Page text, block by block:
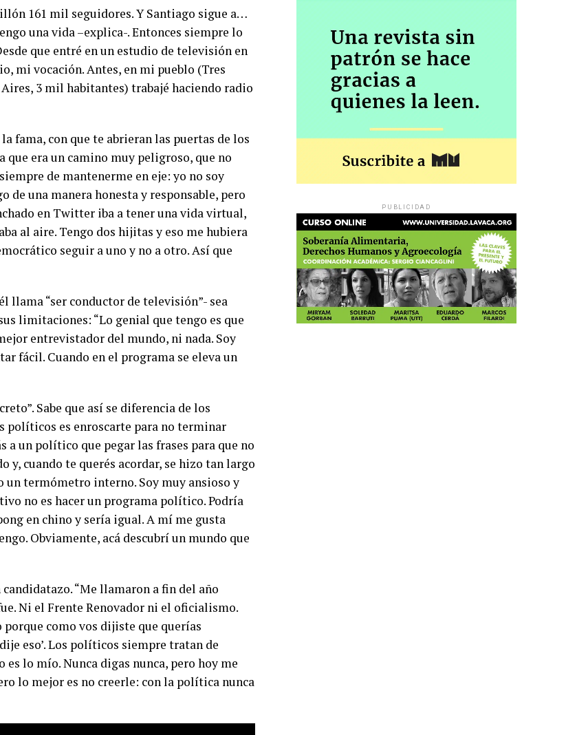
161 mil seguidores. Y Santiago sigue a…
una vida –explica-. Entonces siempre lo
que entré en un estudio de televisión en
mi vocación. Antes, en mi pueblo (Tres
3 mil habitantes) trabajé haciendo radio
fama, con que te abrieran las puertas de los
era un camino muy peligroso, que no
de mantenerme en eje: yo no soy
de una manera honesta y responsable, pero
en Twitter iba a tener una vida virtual,
al aire. Tengo dos hijitas y eso me hubiera
seguir a uno y no a otro. Así que
llama “ser conductor de televisión”- sea
limitaciones: “Lo genial que tengo es que
entrevistador del mundo, ni nada. Soy
fácil. Cuando en el programa se eleva un
Sabe que así se diferencia de los
políticos es enroscarte para no terminar
a un político que pegar las frases para que no
cuando te querés acordar, se hizo tan largo
un termómetro interno. Soy muy ansioso y
no es hacer un programa político. Podría
en chino y sería igual. A mí me gusta
Obviamente, acá descubrí un mundo que
“Me llamaron a fin del año
Ni el Frente Renovador ni el oficialismo.
porque como vos dijiste que querías
eso’. Los políticos siempre tratan de
es lo mío. Nunca digas nunca, pero hoy me
lo mejor es no creerle: con la política nunca
PUBLICIDAD